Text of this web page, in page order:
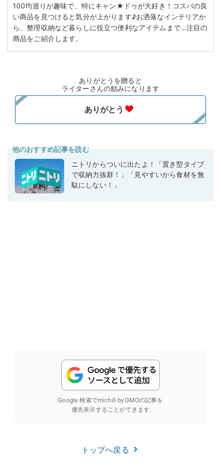
100均巡りが趣味で、特にキャン★ドゥが大好き！コスパの良
い商品を見つけると気分が上がります♪お洒落なインテリアか
ら、整理収納など暮らしに役立つ便利なアイテムまで…注目の
商品をご紹介します。
ありがとうを贈ると
ライターさんの励みになります
他のおすすめ記事を読む
ニトリからついに出たよ！「置き型タイプ
で収納力抜群！」「見やすいから食材を無
駄にしない！」
Google 検索でmichill byGMOの記事を
優先表示することができます
トップへ戻る